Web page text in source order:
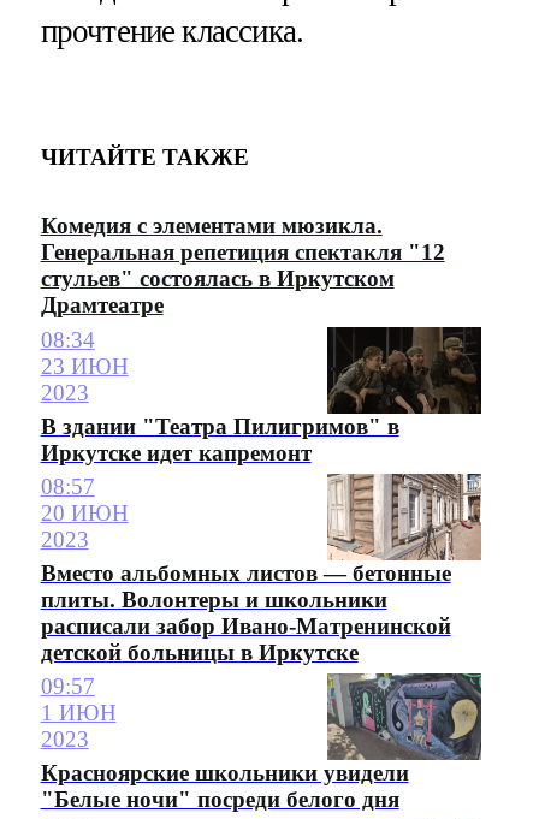
прочтение классика.
ЧИТАЙТЕ ТАКЖЕ
Комедия с элементами мюзикла.
Генеральная репетиция спектакля "12
стульев" состоялась в Иркутском
Драмтеатре
08:34
23 ИЮН
2023
В здании "Театра Пилигримов" в
Иркутске идет капремонт
08:57
20 ИЮН
2023
Вместо альбомных листов — бетонные
плиты. Волонтеры и школьники
расписали забор Ивано-Матренинской
детской больницы в Иркутске
09:57
1 ИЮН
2023
Красноярские школьники увидели
"Белые ночи" посреди белого дня